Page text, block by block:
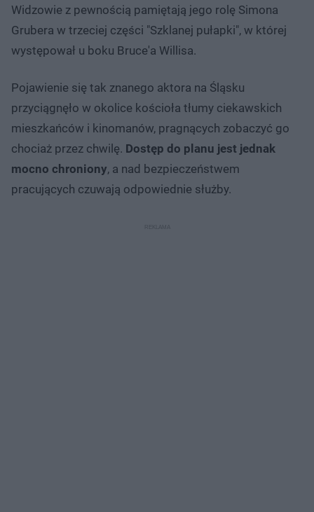
Widzowie z pewnością pamiętają jego rolę Simona
Grubera w trzeciej części "Szklanej pułapki", w której
występował u boku Bruce'a Willisa.
Pojawienie się tak znanego aktora na Śląsku
przyciągnęło w okolice kościoła tłumy ciekawskich
mieszkańców i kinomanów, pragnących zobaczyć go
chociaż przez chwilę. Dostęp do planu jest jednak
mocno chroniony, a nad bezpieczeństwem
pracujących czuwają odpowiednie służby.